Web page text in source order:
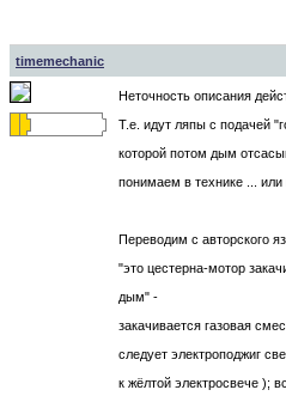
timemechanic
Неточность описания
Т.е. идут ляпы с подачей
которой потом дым
понимаем в технике ... или
Переводим с авторского
"это цестерна-мотор
дым" -
закачивается газовая
следует электроподжиг
к жёлтой электросвече );